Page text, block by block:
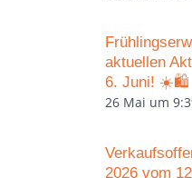
aktuellen
6. Juni! ☀️🛍️
26 Mai um
2026 vom